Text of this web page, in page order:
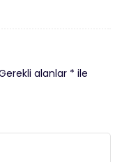
alanlar * ile